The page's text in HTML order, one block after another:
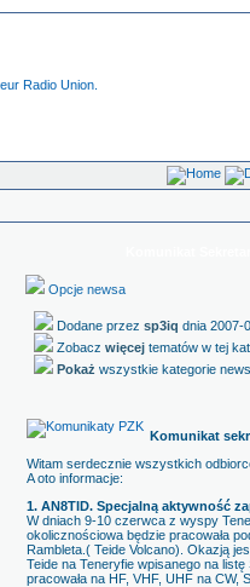
Opcje newsa
Dodane przez sp3iq dnia 2007-
Zobacz więcej tematów w tej
Pokaż wszystkie kategorie
Komunikat
Witam serdecznie wszystkich
A oto informacje:
1. AN8TID. Specjalną aktywność
W dniach 9-10 czerwca z wyspy
okolicznościowa będzie pracowała
Rambleta.( Teide Volcano). Okazją
Teide na Teneryfie wpisanego na
pracowała na HF, VHF, UHF na CW,